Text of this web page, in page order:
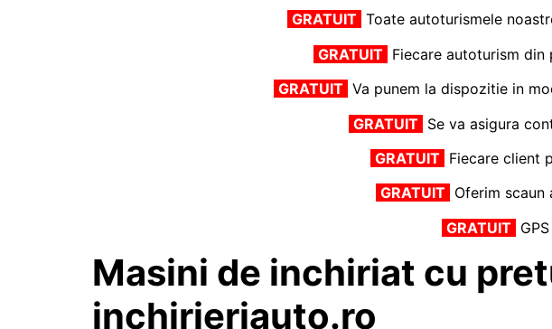
GRATUIT Toate autoturismele
GRATUIT Fiecare autoturism din
GRATUIT Va punem la dispozitie in
GRATUIT Se va asigura
GRATUIT Fiecare client
GRATUIT Oferim
GRATUIT
Masini de inchiriat cu
inchirieriauto.ro